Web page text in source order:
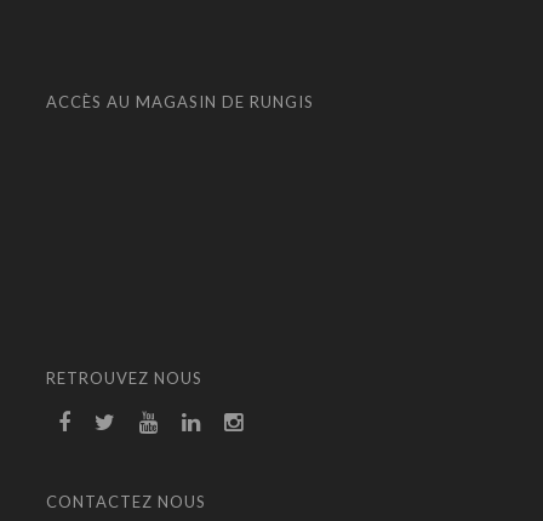
ACCÈS AU MAGASIN DE RUNGIS
RETROUVEZ NOUS
CONTACTEZ NOUS